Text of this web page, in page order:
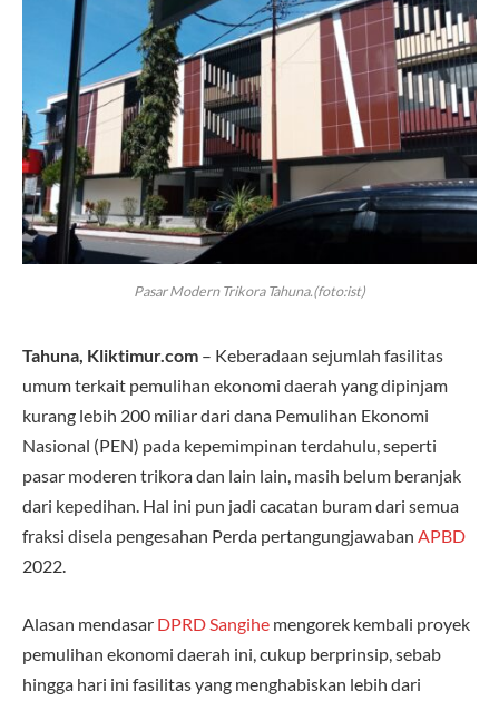
Pasar Modern Trikora Tahuna.(foto:ist)
Tahuna, Kliktimur.com – Keberadaan sejumlah fasilitas
umum terkait pemulihan ekonomi daerah yang dipinjam
kurang lebih 200 miliar dari dana Pemulihan Ekonomi
Nasional (PEN) pada kepemimpinan terdahulu, seperti
pasar moderen trikora dan lain lain, masih belum beranjak
dari kepedihan. Hal ini pun jadi cacatan buram dari semua
fraksi disela pengesahan Perda pertangungjawaban APBD
2022.
Alasan mendasar DPRD Sangihe mengorek kembali proyek
pemulihan ekonomi daerah ini, cukup berprinsip, sebab
hingga hari ini fasilitas yang menghabiskan lebih dari